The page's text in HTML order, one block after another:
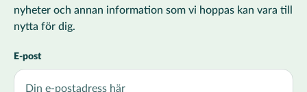
nyheter och annan information som vi hoppas kan vara till
nytta för dig.
E-post